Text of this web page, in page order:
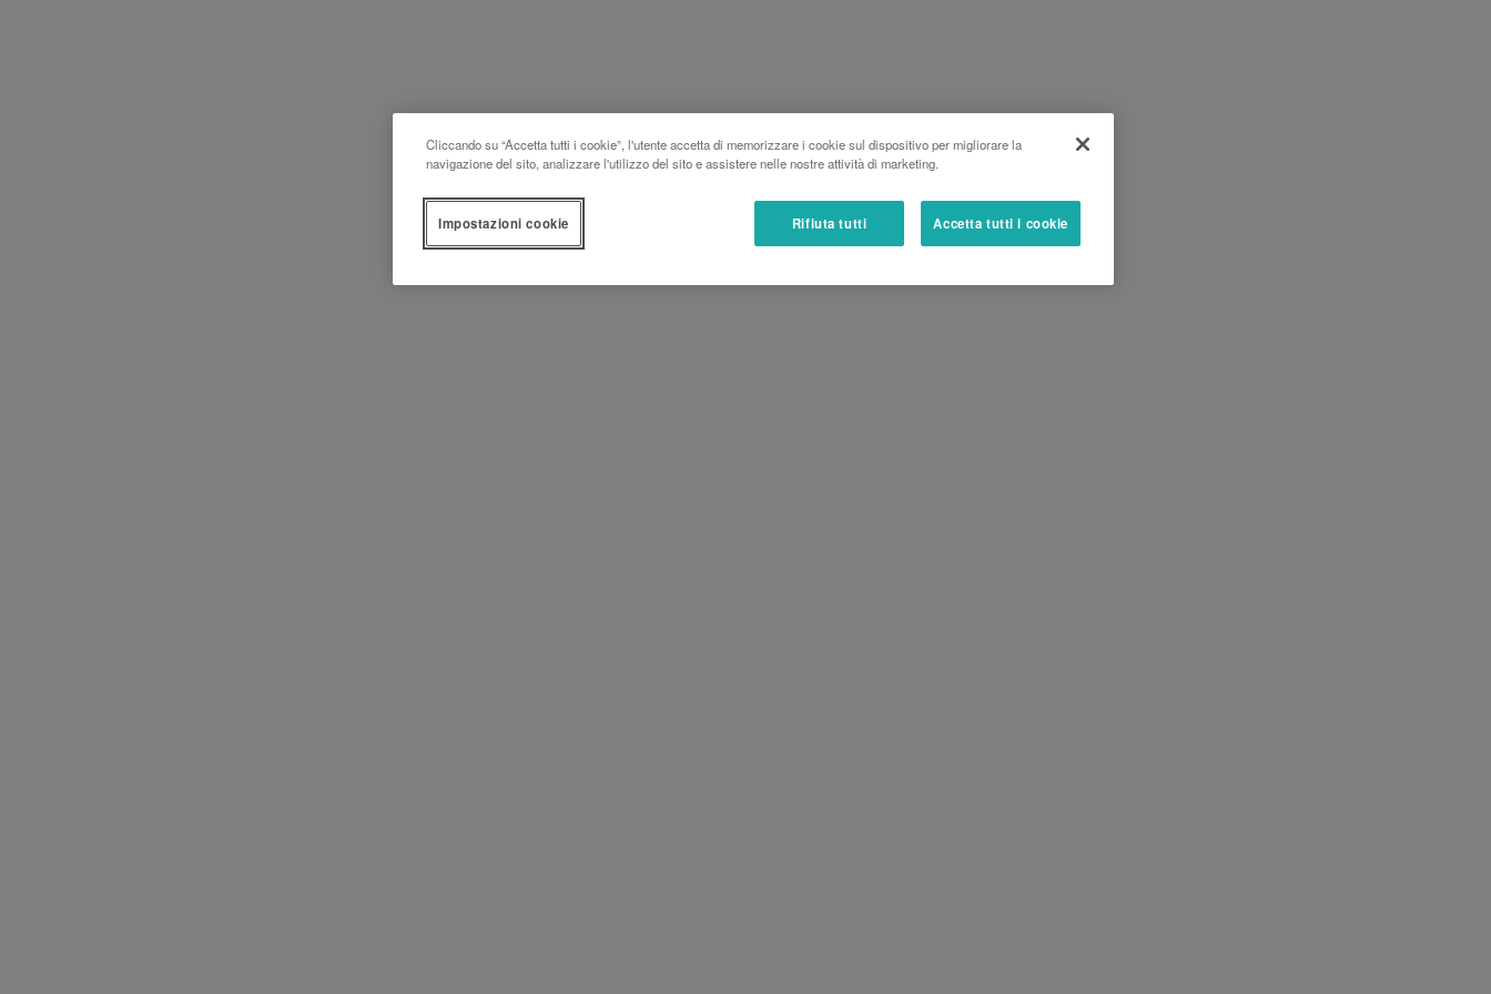
Cliccando su “Accetta tutti i cookie”, l'utente accetta di memorizzare i cookie sul dispositivo per migliorare la
navigazione del sito, analizzare l'utilizzo del sito e assistere nelle nostre attività di marketing.
Rifiuta tutti Accetta tutti i cookie
Impostazioni cookie